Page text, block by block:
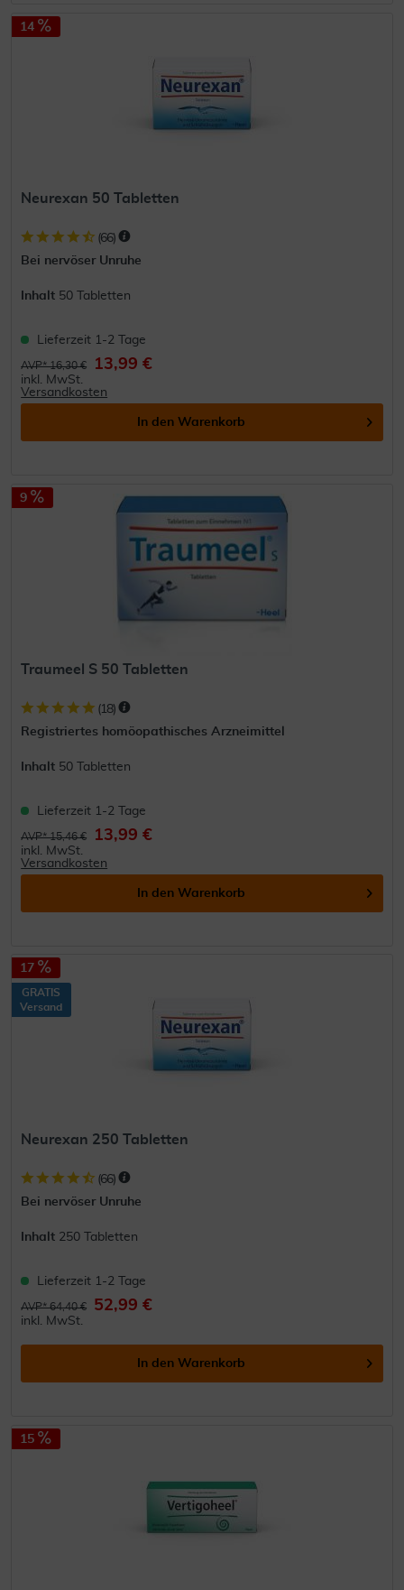
14
Neurexan 50 Tabletten
(66)
Bei nervöser Unruhe
Inhalt 50 Tabletten
Lieferzeit 1-2 Tage
AVP* 16,30 € 13,99 €
inkl. MwSt.
Versandkosten
In den Warenkorb
9
Traumeel S 50 Tabletten
(18)
Registriertes homöopathisches Arzneimittel
Inhalt 50 Tabletten
Lieferzeit 1-2 Tage
AVP* 15,46 € 13,99 €
inkl. MwSt.
Versandkosten
In den Warenkorb
17
GRATIS
Versand
Neurexan 250 Tabletten
(66)
Bei nervöser Unruhe
Inhalt 250 Tabletten
Lieferzeit 1-2 Tage
AVP* 64,40 € 52,99 €
inkl. MwSt.
In den Warenkorb
15